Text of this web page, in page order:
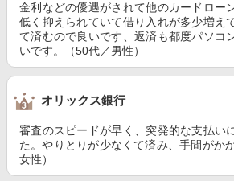
金利などの優遇がされて他のカードロー
低く抑えられていて借り入れが多少増え
て済むので良いです、返済も都度パソコ
いです。（50代／男性）
オリックス銀行
審査のスピードが早く、突発的な支払い
た。やりとりが少なくて済み、手間がか
女性）